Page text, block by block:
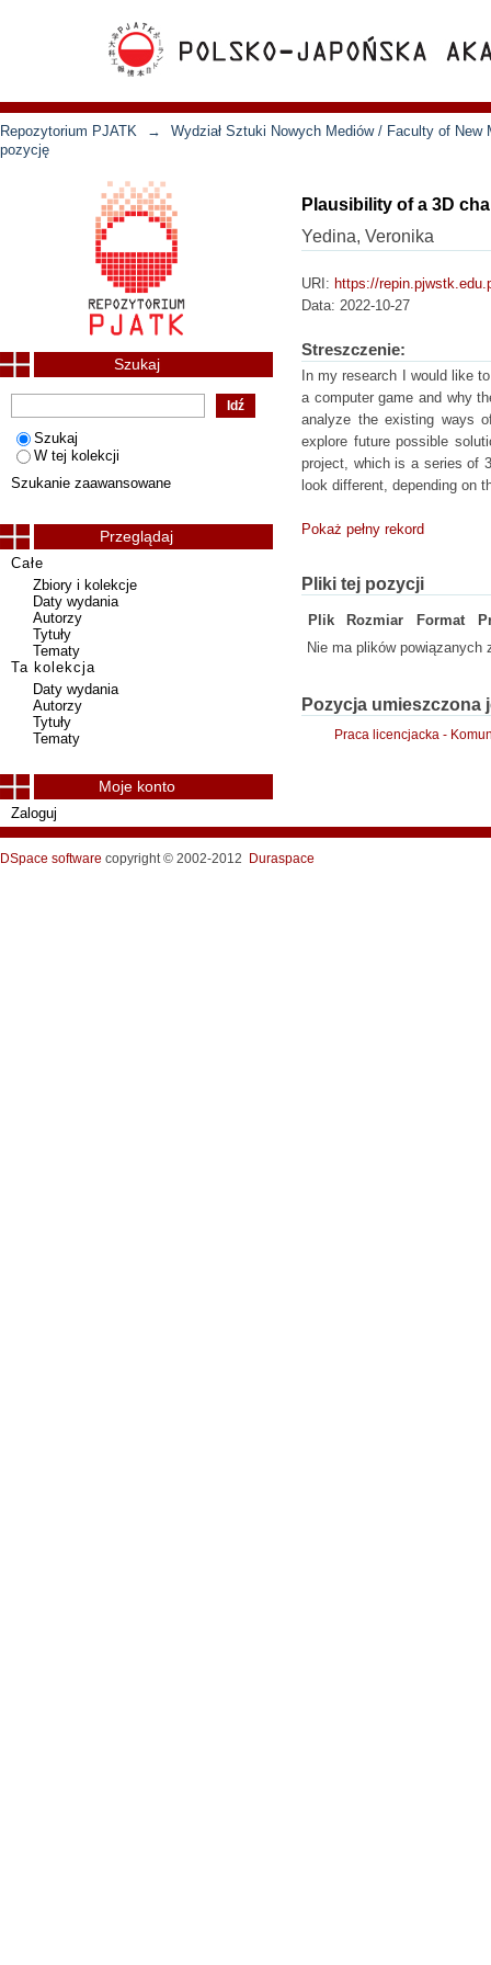
Repozytorium PJATK →
Wydział Sztuki Nowych Mediów / Faculty of New
pozycję
Plausibility of a 3D
Yedina, Veronika
URI: https://
Data: 2022-10-27
Streszczenie:
In my research I would like
a computer game and why
analyze the existing ways
explore future possible
project, which is a series of
look different, depending on
Pokaż pełny rekord
Pliki tej pozycji
Plik Rozmiar Format
Nie ma plików powiązanych
Pozycja
Praca licencjacka -
Szukaj
Szukaj
W tej kolekcji
Szukanie zaawansowane
Przeglądaj
Całe
Zbiory i kolekcje
Daty wydania
Autorzy
Tytuły
Tematy
Ta kolekcja
Daty wydania
Autorzy
Tytuły
Tematy
Moje konto
Zaloguj
DSpace software copyright © 2002-2012 Duraspace